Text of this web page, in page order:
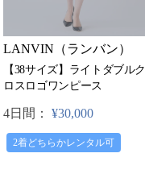
LANVIN（ランバン）
【38サイズ】ライトダブルク
ロスロゴワンピース
4日間： ¥30,000
2着どちらかレンタル可